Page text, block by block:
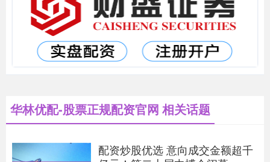
华林优配-股票正规配资官网 相关话题
配资炒股优选 意向成交金额超千